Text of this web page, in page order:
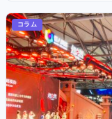
コラム